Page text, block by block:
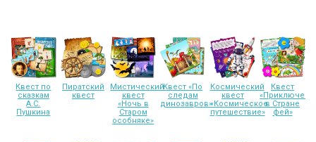
Квест по
сказкам
А.С.
Пушкина
Пиратский
квест
Мистический
квест
«Ночь в
Старом
особняке»
Квест «По
следам
динозавров»
Космический
квест
«Космическое
путешествие»
Квест
в Стране
фей»